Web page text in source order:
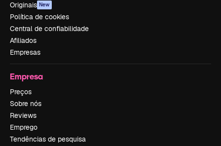
Originais New
Política de cookies
Central de confiabilidade
Afiliados
Empresas
Empresa
Preços
Sobre nós
Reviews
Emprego
Tendências de pesquisa